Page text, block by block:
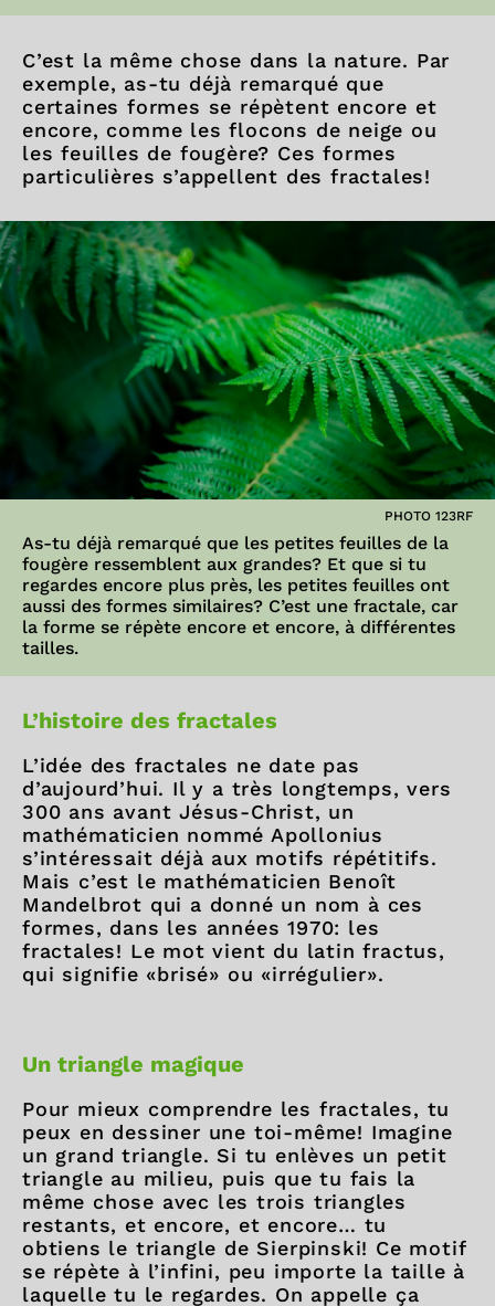
C’est la même chose dans la nature. Par
exemple, as-tu déjà remarqué que
certaines formes se répètent encore et
encore, comme les flocons de neige ou
les feuilles de fougère? Ces formes
particulières s’appellent des fractales!
PHOTO 123RF
As-tu déjà remarqué que les petites feuilles de la
fougère ressemblent aux grandes? Et que si tu
regardes encore plus près, les petites feuilles ont
aussi des formes similaires? C’est une fractale, car
la forme se répète encore et encore, à différentes
tailles.
L’histoire des fractales
L’idée des fractales ne date pas
d’aujourd’hui. Il y a très longtemps, vers
300 ans avant Jésus-Christ, un
mathématicien nommé Apollonius
s’intéressait déjà aux motifs répétitifs.
Mais c’est le mathématicien Benoît
Mandelbrot qui a donné un nom à ces
formes, dans les années 1970: les
fractales! Le mot vient du latin fractus,
qui signifie «brisé» ou «irrégulier».
Un triangle magique
Pour mieux comprendre les fractales, tu
peux en dessiner une toi-même! Imagine
un grand triangle. Si tu enlèves un petit
triangle au milieu, puis que tu fais la
même chose avec les trois triangles
restants, et encore, et encore… tu
obtiens le triangle de Sierpinski! Ce motif
se répète à l’infini, peu importe la taille à
laquelle tu le regardes. On appelle ça